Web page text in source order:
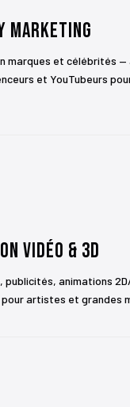
Marketing
marques et célébrités
et YouTubeurs
Vidéo & 3D
publicités, animations
artistes et grandes